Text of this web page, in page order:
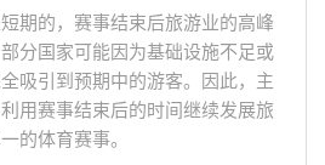
期的，赛事结束后旅游业的高峰
分国家可能因为基础设施不足或
吸引到预期中的游客。因此，主
用赛事结束后的时间继续发展旅
的体育赛事。